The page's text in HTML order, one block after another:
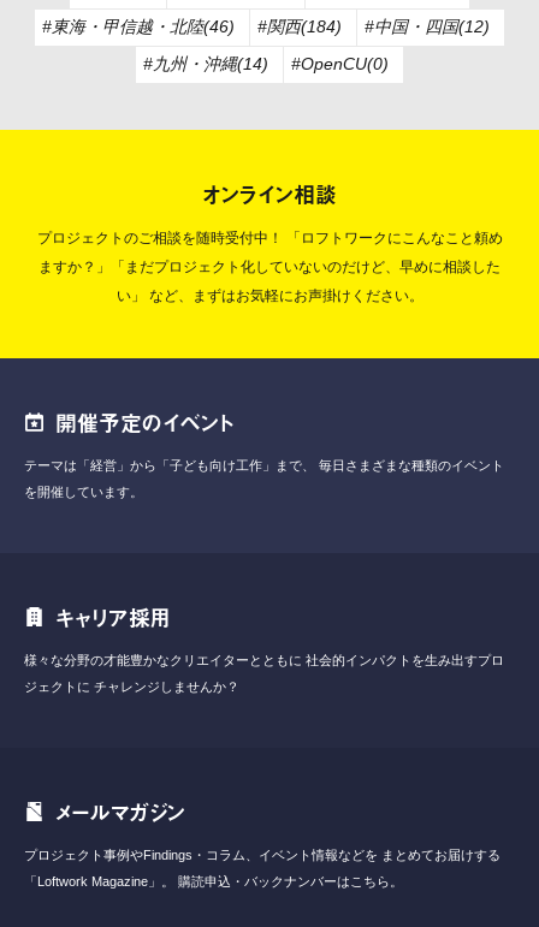
#東海・甲信越・北陸(46)
#関西(184)
#中国・四国(12)
#九州・沖縄(14)
#OpenCU(0)
オンライン相談
プロジェクトのご相談を随時受付中！
「ロフトワークにこんなこと頼め
ますか？」「まだプロジェクト化していないのだけど、早めに相談した
い」
など、まずはお気軽にお声掛けください。
開催予定のイベント
テーマは「経営」から「子ども向け工作」まで、
毎日さまざまな種類のイベント
を開催しています。
キャリア採用
様々な分野の才能豊かなクリエイターとともに 社会的インパクトを生み出すプロ
ジェクトに チャレンジしませんか？
メールマガジン
プロジェクト事例やFindings・コラム、イベント情報などを まとめてお届けする
「Loftwork Magazine」。
購読申込・バックナンバーはこちら。